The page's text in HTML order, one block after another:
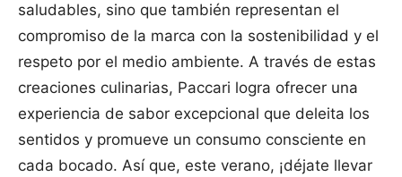
saludables, sino que también representan el
compromiso de la marca con la sostenibilidad y el
respeto por el medio ambiente. A través de estas
creaciones culinarias, Paccari logra ofrecer una
experiencia de sabor excepcional que deleita los
sentidos y promueve un consumo consciente en
cada bocado. Así que, este verano, ¡déjate llevar